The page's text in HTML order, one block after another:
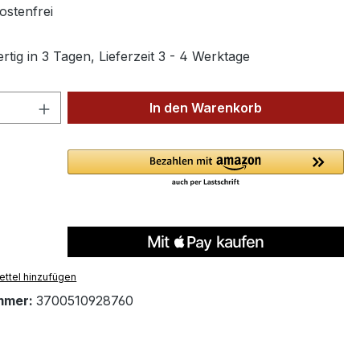
in 3 Tagen, Lieferzeit 3 - 4 Werktage
Anzahl: Gib den gewünschten Wert
In den Warenkorb
hinzufügen
3700510928760